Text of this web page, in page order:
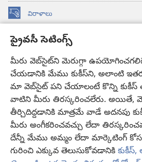
ప్రైవసీ సెటింగ్స్
మీరు వెబ్‌సైట్‌ని మెరుగ్గా
చేయడానికి మేము కుకీస్‌ని, అలాంటి
మా వెబ్‌సైట్‌ పని చేయాలంటే కొన్ని కుకీస్‌
వాటిని మీరు తిరస్కరించలేరు. అయితే,
తీర్చిదిద్దడానికి మాత్రమే వాడే అదనపు
మీరు అంగీకరించవచ్చు లేదా
దేన్నీ మేము అమ్మం లేదా మార్కెటింగ్‌
గురించి ఎక్కువ తెలుసుకోవడానికి
విరాళాలు
(కొత్త
ఓపెన్‌ కావలికోట ఆన్‌లైన్‌ లైబ్రరీ
(కొత్త
విండో
ఓపెన్‌
అవుతుంది)
JW Hub
(కొత్త
విండో
ఓపెన్‌
అవుతుంది)
JW లైబ్రరీ
కావలికోట లైబ్రరీ